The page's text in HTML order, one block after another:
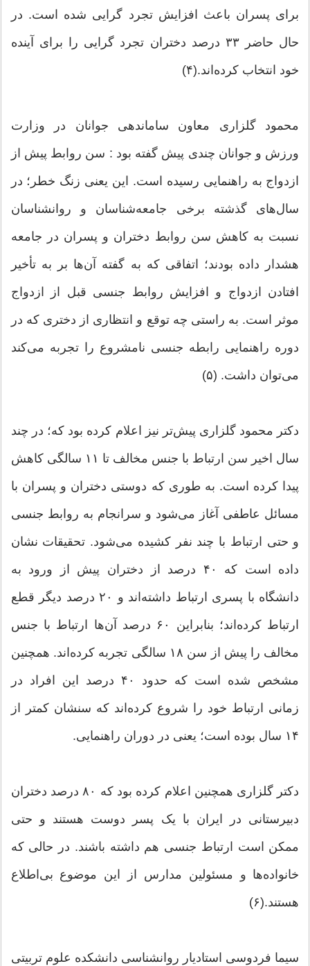
برای پسران باعث افزایش تجرد گرایی شده است. در
حال حاضر ۳۳ درصد دختران تجرد گرایی را برای آینده
خود انتخاب کرده‌اند.(۴)
محمود گلزاری معاون ساماندهی جوانان در وزارت
ورزش و جوانان چندی پیش گفته بود : سن روابط پیش از
ازدواج به راهنمایی رسیده است. این یعنی زنگ خطر؛ در
سال‌های گذشته برخی جامعه‌شناسان و روانشناسان
نسبت به کاهش سن روابط دختران و پسران در جامعه
هشدار داده بودند؛ اتفاقی که به گفته آن‌ها بر به تأخیر
افتادن ازدواج و افزایش روابط جنسی قبل از ازدواج
موثر است. به راستی چه توقع و انتظاری از دختری که در
دوره راهنمایی رابطه جنسی نامشروع را تجربه می‌کند
می‌توان داشت. (۵)
دکتر محمود گلزاری پیش‌تر نیز اعلام کرده بود که؛ در چند
سال اخیر سن ارتباط با جنس مخالف تا ۱۱ سالگی کاهش
پیدا کرده است. به طوری که دوستی دختران و پسران با
مسائل عاطفی آغاز می‌شود و سرانجام به روابط جنسی
و حتی ارتباط با چند نفر کشیده می‌شود. تحقیقات نشان
داده است که ۴۰ درصد از دختران پیش از ورود به
دانشگاه با پسری ارتباط داشته‌اند و ۲۰ درصد دیگر قطع
ارتباط کرده‌اند؛ بنابراین ۶۰ درصد آن‌ها ارتباط با جنس
مخالف را پیش از سن ۱۸ سالگی تجربه کرده‌اند. همچنین
مشخص شده است که حدود ۴۰ درصد این افراد در
زمانی ارتباط خود را شروع کرده‌اند که سنشان کمتر از
۱۴ سال بوده است؛ یعنی در دوران راهنمایی.
دکتر گلزاری همچنین اعلام کرده بود که ۸۰ درصد دختران
دبیرستانی در ایران با یک پسر دوست هستند و حتی
ممکن است ارتباط جنسی هم داشته باشند. در حالی که
خانواده‌ها و مسئولین مدارس از این موضوع بی‌اطلاع
هستند.(۶)
سیما فردوسی استادیار روانشناسی دانشکده علوم تربیتی